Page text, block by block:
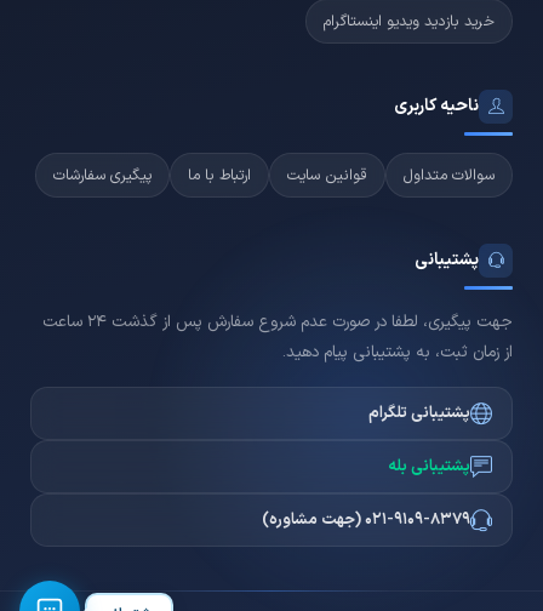
خرید بازدید ویدیو اینستاگرام
ناحیه کاربری
سوالات متداول قوانین سایت ارتباط با ما پیگیری سفارشات
پشتیبانی
جهت پیگیری، لطفا در صورت عدم شروع سفارش پس از گذشت 24 ساعت
از زمان ثبت، به پشتیبانی پیام دهید.
پشتیبانی تلگرام
پشتیبانی بله
021-9109-8379 (جهت مشاوره)